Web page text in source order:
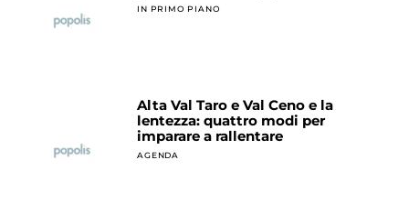
IN PRIMO PIANO
Alta Val Taro e Val Ceno e la
lentezza: quattro modi per
imparare a rallentare
AGENDA